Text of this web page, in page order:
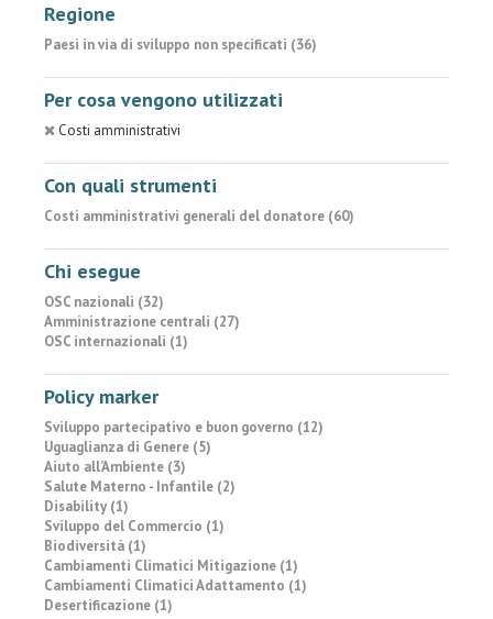
Regione
Paesi in via di sviluppo non specificati (36)
Per cosa vengono utilizzati
Costi amministrativi
Con quali strumenti
Costi amministrativi generali del donatore (60)
Chi esegue
OSC nazionali (32)
Amministrazione centrali (27)
OSC internazionali (1)
Policy marker
Sviluppo partecipativo e buon governo (12)
Uguaglianza di Genere (5)
Aiuto all’Ambiente (3)
Salute Materno - Infantile (2)
Disability (1)
Sviluppo del Commercio (1)
Biodiversità (1)
Cambiamenti Climatici Mitigazione (1)
Cambiamenti Climatici Adattamento (1)
Desertificazione (1)